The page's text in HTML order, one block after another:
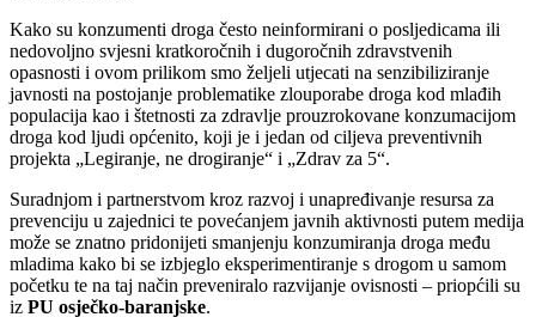
Kako su konzumenti droga često neinformirani o posljedicama ili
nedovoljno svjesni kratkoročnih i dugoročnih zdravstvenih
opasnosti i ovom prilikom smo željeli utjecati na senzibiliziranje
javnosti na postojanje problematike zlouporabe droga kod mlađih
populacija kao i štetnosti za zdravlje prouzrokovane konzumacijom
droga kod ljudi općenito, koji je i jedan od ciljeva preventivnih
projekta „Legiranje, ne drogiranje“ i „Zdrav za 5“.
Suradnjom i partnerstvom kroz razvoj i unapređivanje resursa za
prevenciju u zajednici te povećanjem javnih aktivnosti putem medija
može se znatno pridonijeti smanjenju konzumiranja droga među
mladima kako bi se izbjeglo eksperimentiranje s drogom u samom
početku te na taj način preveniralo razvijanje ovisnosti – priopćili su
iz PU osječko-baranjske.